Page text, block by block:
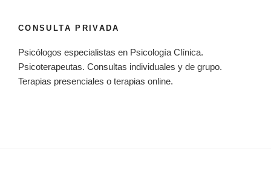
CONSULTA PRIVADA
Psicólogos especialistas en Psicología Clínica.
Psicoterapeutas. Consultas individuales y de grupo.
Terapias presenciales o terapias online.